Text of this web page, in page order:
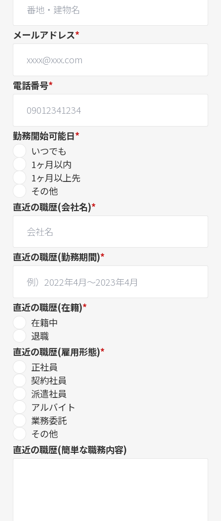
メールアドレス*
電話番号*
勤務開始可能日*
いつでも
1ヶ月以内
1ヶ月以上先
その他
直近の職歴(会社名)*
直近の職歴(勤務期間)*
直近の職歴(在籍)*
在籍中
退職
直近の職歴(雇用形態)*
正社員
契約社員
派遣社員
アルバイト
業務委託
その他
直近の職歴(簡単な職務内容)